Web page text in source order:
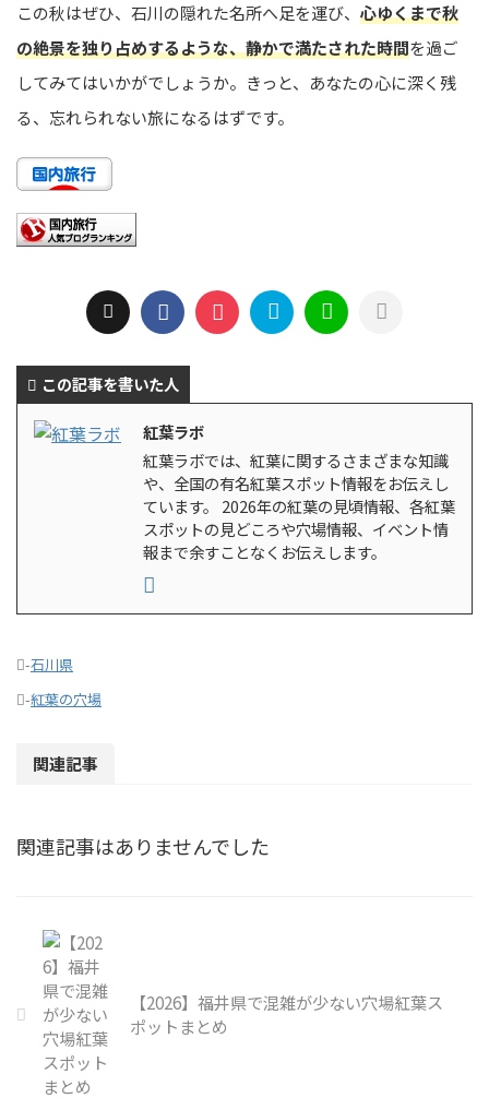
この秋はぜひ、石川の隠れた名所へ足を運び、 心ゆくまで秋
の絶景を独り占めするような、静かで満たされた時間を過ご
してみてはいかがでしょうか。きっと、あなたの心に深く残
る、忘れられない旅になるはずです。
この記事を書いた人
紅葉ラボ
紅葉ラボでは、紅葉に関するさまざまな知識
や、全国の有名紅葉スポット情報をお伝えし
ています。 2026年の紅葉の見頃情報、各紅葉
スポットの見どころや穴場情報、イベント情
報まで余すことなくお伝えします。
-石川県
-紅葉の穴場
関連記事
関連記事はありませんでした
【2026】福井県で混雑が少ない穴場紅葉ス
ポットまとめ